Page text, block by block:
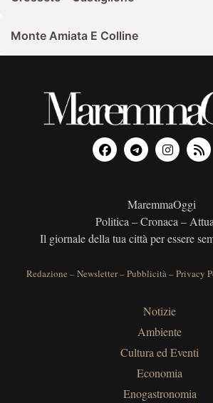
Monte Amiata E Colline
MaremmaOggi
Politica – Cronaca –
Il giornale della tua città per essere
Redazione –Newsletter–Pubblicità–Privacy
Notizie
Ambiente
Cultura ed Eventi
Economia
Enogastronomia